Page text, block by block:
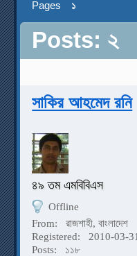
Pages ১
Posts: ২
সাকির আহমেদ রনি
৪৯ তম এমবিবিএস
Offline
From:
রাজশাহী, বাংলাদেশ
Registered:
2010-03-31
Posts:
১১৮